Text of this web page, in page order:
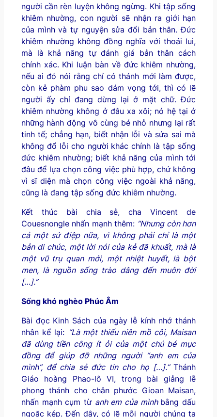
người cần rèn luyện không ngừng. Khi tập sống
khiêm nhường, con người sẽ nhận ra giới hạn
của mình và tự nguyện sửa đổi bản thân. Đức
khiêm nhường không đồng nghĩa với thoái lui,
mà là khả năng tự đánh giá bản thân cách
chính xác. Khi luận bàn về đức khiêm nhường,
nếu ai đó nói rằng chỉ có thánh mới làm được,
còn kẻ phàm phu sao dám vọng tới, thì có lẽ
người ấy chỉ đang dừng lại ở mặt chữ. Đức
khiêm nhường không ở đâu xa xôi; nó hệ tại ở
những hành động vô cùng bé nhỏ nhưng lại rất
tinh tế; chẳng hạn, biết nhận lỗi và sửa sai mà
không đổ lỗi cho người khác chính là tập sống
đức khiêm nhường; biết khả năng của mình tới
đâu để lựa chọn công việc phù hợp, chứ không
vì sĩ diện mà chọn công việc ngoài khả năng,
cũng là đang tập sống đức khiêm nhường.
Kết thúc bài chia sẻ, cha Vincent de
Couesnongle nhấn mạnh thêm: “Nhưng còn hơn
cả một sứ điệp nữa, vì không phải chỉ là một
bản di chúc, một lời nói của kẻ đã khuất, mà là
một vũ trụ quan mới, một nhiệt huyết, là bột
men, là nguồn sống trào dâng đến muôn đời
[…].”
Sống khó nghèo Phúc Âm
Bài đọc Kinh Sách của ngày lễ kính nhớ thánh
nhân kể lại: “Là một thiếu niên mồ côi, Maisan
đã dùng tiền công ít ỏi của một chú bé mục
đồng để giúp đỡ những người “anh em của
mình”, để chia sẻ đức tin cho họ […].”Thánh
Giáo hoàng Phao-lô VI, trong bài giảng lễ
phong thánh cho chân phước Gioan Maisan,
nhấn mạnh cụm từ anh em của mình bằng dấu
ngoặc kép. Đến đây, có lẽ mỗi người chúng ta